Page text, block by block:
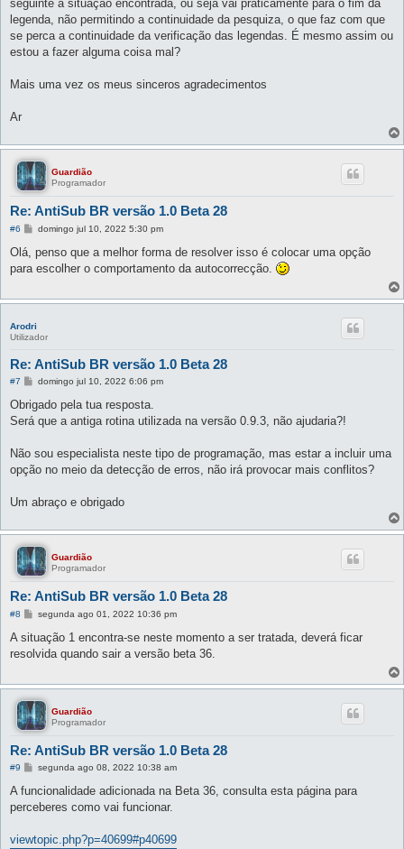
seguinte à situação encontrada, ou seja vai práticamente para o fim da
legenda, não permitindo a continuidade da pesquiza, o que faz com que
se perca a continuidade da verificação das legendas. É mesmo assim ou
estou a fazer alguma coisa mal?
Mais uma vez os meus sinceros agradecimentos
Ar
Guardião
Programador
Re: AntiSub BR versão 1.0 Beta 28
#6
M
n
s
a
m
domingo jul 10, 2022 5:30 pm
Olá, penso que a melhor forma de resolver isso é colocar uma opção
para escolher o comportamento da autocorrecção.
Arodri
Utilizador
Re: AntiSub BR versão 1.0 Beta 28
#7
M
n
s
a
m
domingo jul 10, 2022 6:06 pm
Obrigado pela tua resposta.
Será que a antiga rotina utilizada na versão 0.9.3, não ajudaria?!
Não sou especialista neste tipo de programação, mas estar a incluir uma
opção no meio da detecção de erros, não irá provocar mais conflitos?
Um abraço e obrigado
Guardião
Programador
Re: AntiSub BR versão 1.0 Beta 28
#8
M
n
a
m
segunda ago 01, 2022 10:36 pm
A situação 1 encontra-se neste momento a ser tratada, deverá ficar
resolvida quando sair a versão beta 36.
Guardião
Programador
Re: AntiSub BR versão 1.0 Beta 28
#9
M
n
a
m
segunda ago 08, 2022 10:38 am
A funcionalidade adicionada na Beta 36, consulta esta página para
perceberes como vai funcionar.
viewtopic.php?p=40699#p40699